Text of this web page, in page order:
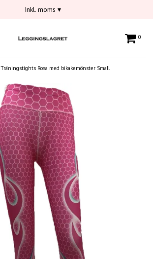
Inkl. moms ▾
0
Träningstights Rosa med bikakemönster Small